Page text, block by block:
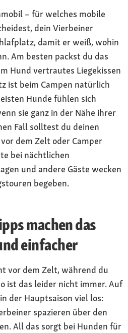
– für welches mobile
dein Vierbeiner
damit er weiß, wohin
Am besten packst du das
Hund vertrautes Liegekissen
ist beim Campen natürlich
Hunde fühlen sich
sie ganz in der Nähe ihrer
Fall solltest du deinen
dem Zelt oder Camper
bei nächtlichen
und andere Gäste wecken
begeben.
machen das
einfacher
vor dem Zelt, während du
ist das leider nicht immer. Auf
der Hauptsaison viel los:
spazieren über den
All das sorgt bei Hunden für